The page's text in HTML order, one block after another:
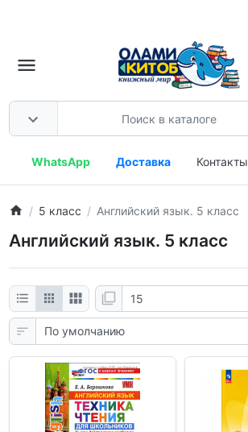
WhatsApp Доставка Контакты
5 класс Английский язык. 5 класс
Английский язык. 5 класс